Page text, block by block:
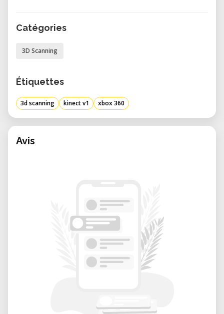
Catégories
3D Scanning
Étiquettes
3d scanning kinect v1 xbox 360
Avis